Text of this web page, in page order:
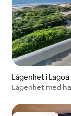
Lägenhet i
Lägenhet med